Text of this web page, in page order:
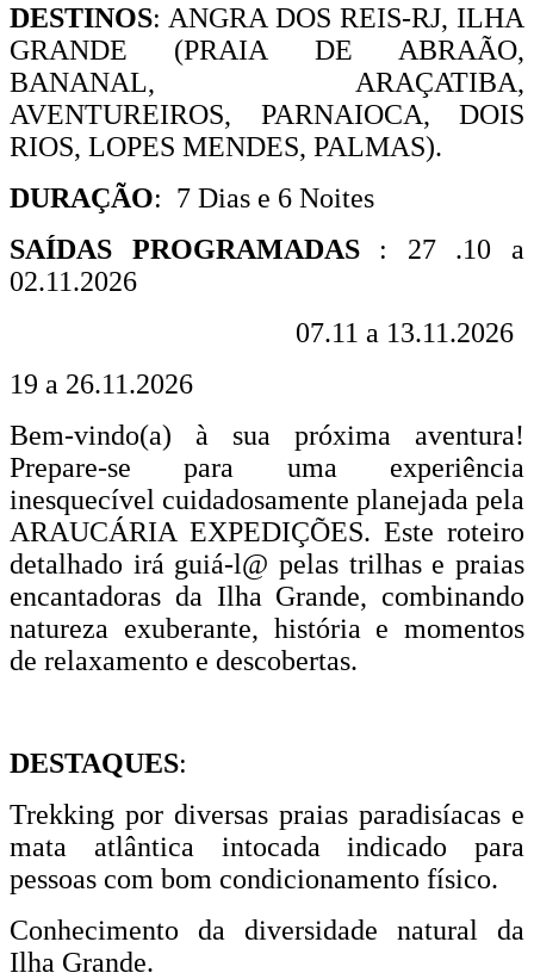
DESTINOS: ANGRA DOS REIS-RJ, ILHA
GRANDE (PRAIA DE ABRAÃO,
BANANAL, ARAÇATIBA,
AVENTUREIROS, PARNAIOCA, DOIS
RIOS, LOPES MENDES, PALMAS).
DURAÇÃO: 7 Dias e 6 Noites
SAÍDAS PROGRAMADAS : 27 .10 a
02.11.2026
07.11 a 13.11.2026
19 a 26.11.2026
Bem-vindo(a) à sua próxima aventura!
Prepare-se para uma experiência
inesquecível cuidadosamente planejada pela
ARAUCÁRIA EXPEDIÇÕES. Este roteiro
detalhado irá guiá-l@ pelas trilhas e praias
encantadoras da Ilha Grande, combinando
natureza exuberante, história e momentos
de relaxamento e descobertas.
DESTAQUES:
Trekking por diversas praias paradisíacas e
mata atlântica intocada indicado para
pessoas com bom condicionamento físico.
Conhecimento da diversidade natural da
Ilha Grande.